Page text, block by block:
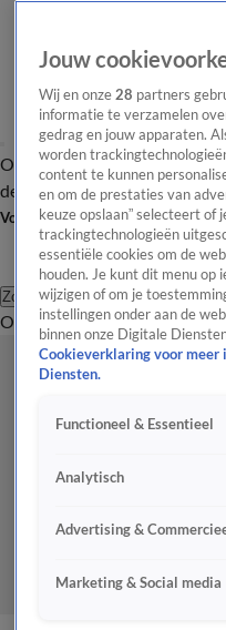
OverzichtAfleveringen
de redactieNieuwsbrief
Volg Shownieuws
Zoeken
OverzichtEntertainment
Jouw
Wij en onze 28 partners
informatie te verzamelen
gedrag en jouw apparaten.
worden
content te kunnen
en om de prestaties van
keuze opslaan” selecteert
trackingtechnologieën
essentiële cookies om de
houden. Je kunt dit menu op
wijzigen of om je
instellingen onder aan de
binnen onze Digitale
Cookieverklaring voor meer
Diensten.
Functioneel & Essentieel
Analytisch
Advertising &
Marketing & Social media